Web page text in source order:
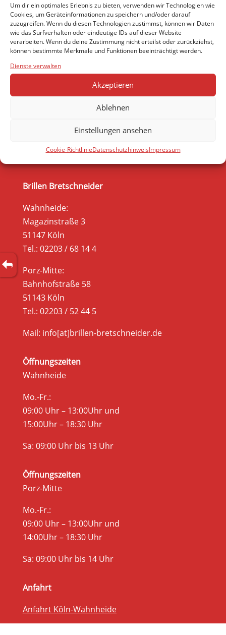
Um dir ein optimales Erlebnis zu bieten, verwenden wir Technologien wie
Cookies, um Geräteinformationen zu speichern und/oder darauf
zuzugreifen. Wenn du diesen Technologien zustimmst, können wir Daten
wie das Surfverhalten oder eindeutige IDs auf dieser Website
verarbeiten. Wenn du deine Zustimmung nicht erteilst oder zurückziehst,
können bestimmte Merkmale und Funktionen beeinträchtigt werden.
Dienste verwalten
Akzeptieren
Ablehnen
Einstellungen ansehen
Cookie-RichtlinieDatenschutzhinweisImpressum
Brillen Bretschneider
Wahnheide:
Magazinstraße 3
51147 Köln
Tel.: 02203 / 68 14 4
Porz-Mitte:
Bahnhofstraße 58
51143 Köln
Tel.: 02203 / 52 44 5
Mail: info[at]brillen-bretschneider.de
Öffnungszeiten
Wahnheide
Mo.-Fr.:
09:00 Uhr – 13:00Uhr und
15:00Uhr – 18:30 Uhr
Sa: 09:00 Uhr bis 13 Uhr
Öffnungszeiten
Porz-Mitte
Mo.-Fr.:
09:00 Uhr – 13:00Uhr und
14:00Uhr – 18:30 Uhr
Sa: 09:00 Uhr bis 14 Uhr
Anfahrt
Anfahrt Köln-Wahnheide